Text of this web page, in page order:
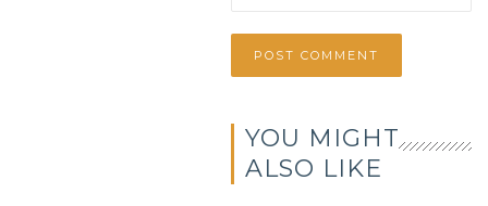
YOU MIGHT
ALSO LIKE